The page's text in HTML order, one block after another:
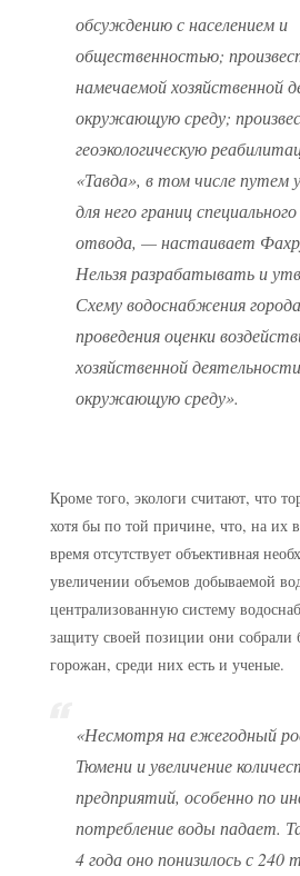
обсуждению с населением и
общественностью;
намечаемой хозяйственной
окружающую среду;
геоэкологическую
«Тавда», в том числе путем
для него границ
отвода, — настаивает
Нельзя разрабатывать и
Схему водоснабжения
проведения оценки
хозяйственной
окружающую среду».
Кроме того, экологи считают, что
хотя бы по той причине, что, на их
время отсутствует объективная
увеличении объемов добываемой
централизованную систему
защиту своей позиции они собрали
горожан, среди них есть и ученые.
«Несмотря на ежегодный
Тюмени и увеличение
предприятий, особенно по
потребление воды падает.
4 года оно понизилось с 240